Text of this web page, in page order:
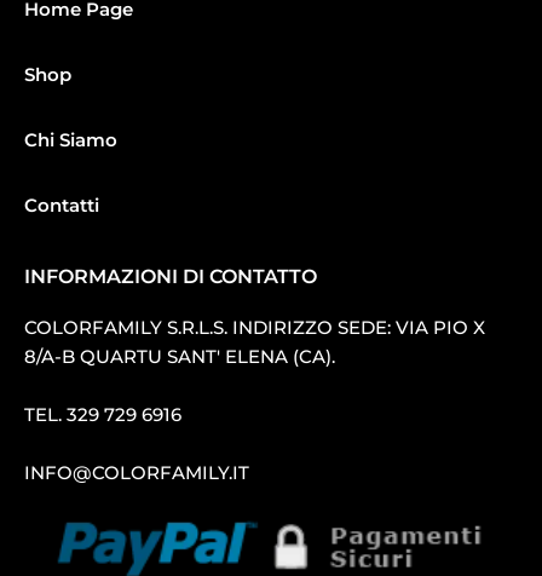
Home Page
Shop
Chi Siamo
Contatti
INFORMAZIONI DI CONTATTO
COLORFAMILY S.R.L.S. INDIRIZZO SEDE: VIA PIO X
8/A-B QUARTU SANT′ ELENA (CA).
TEL. 329 729 6916
INFO@COLORFAMILY.IT